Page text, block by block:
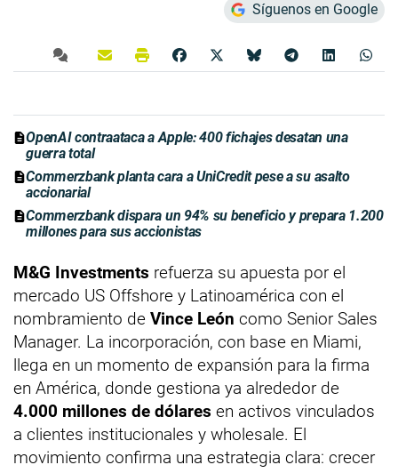
Síguenos en Google
OpenAI contraataca a Apple: 400 fichajes desatan una
guerra total
Commerzbank planta cara a UniCredit pese a su asalto
accionarial
Commerzbank dispara un 94% su beneficio y prepara 1.200
millones para sus accionistas
M&G Investments refuerza su apuesta por el
mercado US Offshore y Latinoamérica con el
nombramiento de Vince León como Senior Sales
Manager. La incorporación, con base en Miami,
llega en un momento de expansión para la firma
en América, donde gestiona ya alrededor de
4.000 millones de dólares en activos vinculados
a clientes institucionales y wholesale. El
movimiento confirma una estrategia clara: crecer